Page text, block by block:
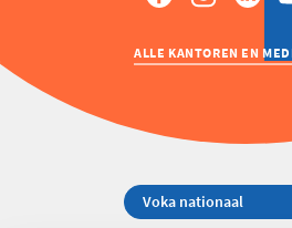
ALLE KANTOREN EN